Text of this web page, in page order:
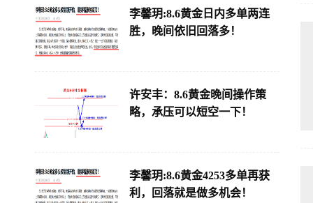
李馨玥:8.6黄金日内多单两连
胜，晚间依旧回落多！
许安丰：8.6黄金晚间操作策
略，承压可以短空一下！
李馨玥:8.6黄金4253多单再获
利，回落就是做多机会！